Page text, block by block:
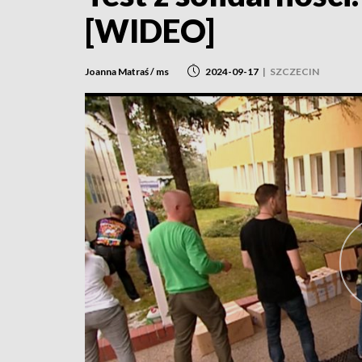
[WIDEO]
Joanna Matraś / ms 2024-09-17 | SZCZECIN